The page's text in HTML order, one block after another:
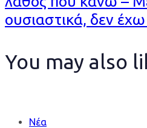
ουσιαστικά, δεν
You may also
Νέα